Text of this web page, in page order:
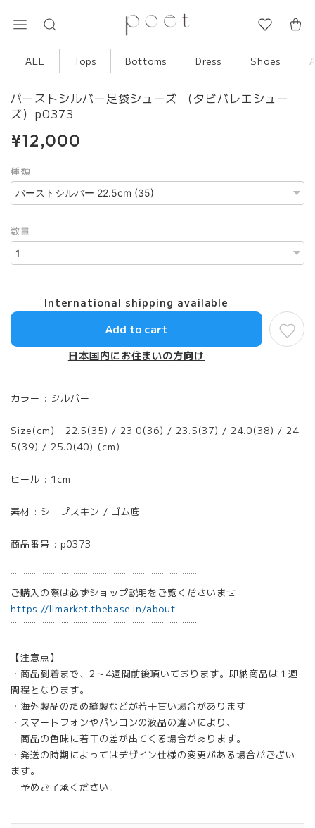
ALL Tops Bottoms Dress Shoes
バーストシルバー足袋シューズ （タビバレエシュー
ズ）p0373
¥12,000
種類
数量
International shipping available
Add to cart
日本国内にお住まいの方向け
カラー : シルバー
Size(cm) : 22.5(35) / 23.0(36) / 23.5(37) / 24.0(38) / 24.
5(39) / 25.0(40) (cm)
ヒール : 1cm
素材 : シープスキン / ゴム底
商品番号 : p0373
¨¨¨¨¨¨¨¨¨¨¨¨¨¨¨¨¨¨¨¨¨¨¨¨¨¨¨¨¨¨¨¨¨¨¨¨¨¨¨¨¨¨¨¨¨
ご購入の際は必ずショップ説明をご覧くださいませ
https://llmarket.thebase.in/about
¨¨¨¨¨¨¨¨¨¨¨¨¨¨¨¨¨¨¨¨¨¨¨¨¨¨¨¨¨¨¨¨¨¨¨¨¨¨¨¨¨¨¨¨¨
【注意点】
・商品到着まで、2～4週間前後頂いております。即納商品は１週
間程となります。
・海外製品のため縫製などが若干甘い場合があります
・スマートフォンやパソコンの液晶の違いにより、
商品の色味に若干の差が出てくる場合があります。
・発送の時期によってはデザイン仕様の変更がある場合がござい
ます。
予めご了承ください。